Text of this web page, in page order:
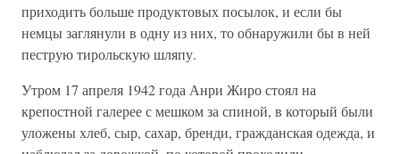
приходить больше продуктовых посылок, и если бы
немцы заглянули в одну из них, то обнаружили бы в ней
пеструю тирольскую шляпу.
Утром 17 апреля 1942 года Анри Жиро стоял на
крепостной галерее с мешком за спиной, в который были
уложены хлеб, сыр, сахар, бренди, гражданская одежда, и